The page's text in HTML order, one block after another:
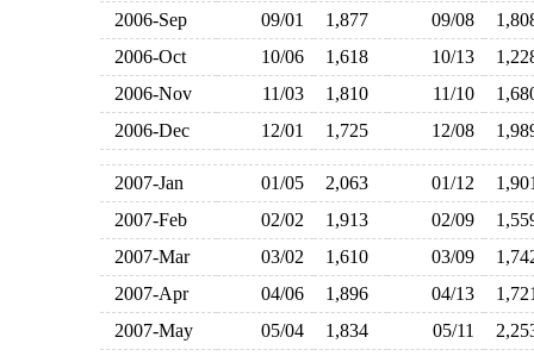
2006-Sep
09/01 1,877 09/08
2006-Oct
10/06 1,618 10/13
2006-Nov
11/03 1,810 11/10
2006-Dec
12/01 1,725 12/08
2007-Jan 01/05 2,063 01/12
2007-Feb
02/02 1,913 02/09
2007-Mar
03/02 1,610 03/09
2007-Apr
04/06 1,896 04/13
2007-May
05/04 1,834 05/11